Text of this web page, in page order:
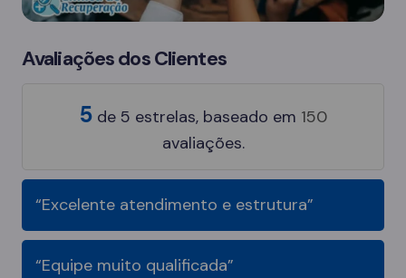
Avaliações dos Clientes
5 de 5 estrelas, baseado em 150
avaliações.
“Excelente atendimento e estrutura”
“Equipe muito qualificada”